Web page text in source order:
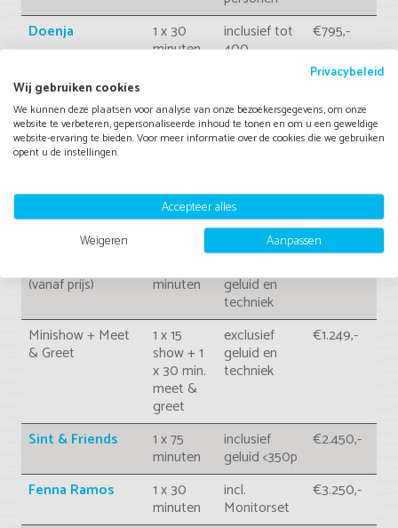
Doenja
1 x 30
minuten
inclusief tot
400
€795,-
Anders Met Sander Kerstshohoho
Kinder/Kerstshow
1 x 30 inclusief €695,-
minuten geluid <350p
Pim & Pom
(vanaf prijs) minuten geluid en
techniek
Minishow + Meet
& Greet
1 x 15
show + 1
x 30 min.
meet &
greet
exclusief
geluid en
techniek
€1.249,-
Sint & Friends 1 x 75
minuten
inclusief
geluid <350p
€2.450,-
Fenna Ramos 1 x 30
minuten
incl.
Monitorset
€3.250,-
Privacybeleid
Wij gebruiken cookies
We kunnen deze plaatsen voor analyse van onze bezoekersgegevens, om onze
website te verbeteren, gepersonaliseerde inhoud te tonen en om u een geweldige
website-ervaring te bieden. Voor meer informatie over de cookies die we gebruiken
opent u de instellingen.
Accepteer alles
Weigeren
Aanpassen